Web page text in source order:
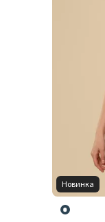
Новинка